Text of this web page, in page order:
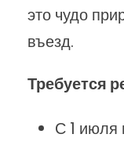
это чудо
въезд.
Требуется
С 1 июля